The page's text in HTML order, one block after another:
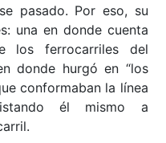
pasado. Por eso, su
una en donde cuenta
los ferrocarriles del
donde hurgó en “los
conformaban la línea
él mismo a